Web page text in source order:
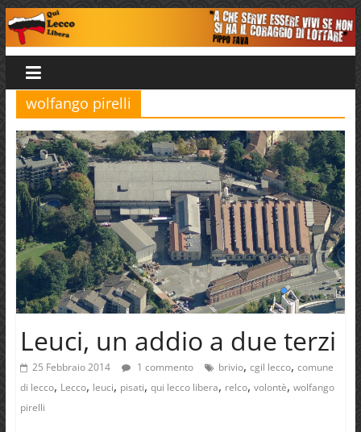
Salta
al
contenuto
Qui
Lecco
Libera
wolfango pirelli
Leuci, un addio a due terzi
25 Febbraio 2014 1 commento brivio, cgil lecco, comune
di lecco, Lecco, leuci, pisati, qui lecco libera, relco, volontè, wolfango
pirelli